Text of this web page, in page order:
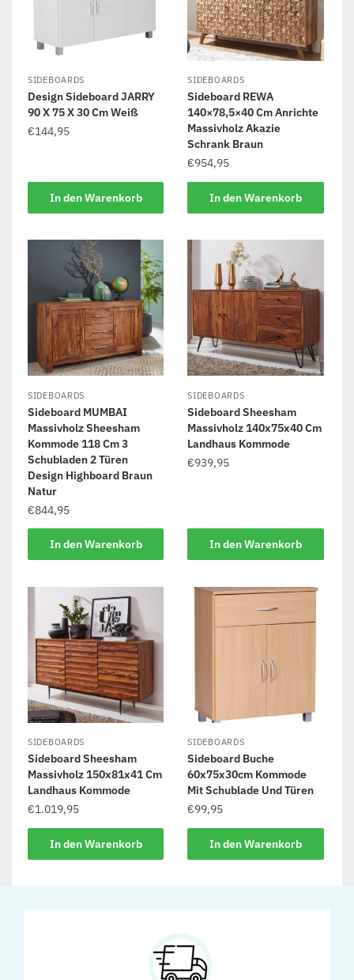
SIDEBOARDS
Design Sideboard JARRY
90 X 75 X 30 Cm Weiß
€144,95
In den Warenkorb
SIDEBOARDS
Sideboard REWA
140×78,5×40 Cm Anrichte
Massivholz Akazie
Schrank Braun
€954,95
In den Warenkorb
SIDEBOARDS
Sideboard MUMBAI
Massivholz Sheesham
Kommode 118 Cm 3
Schubladen 2 Türen
Design Highboard Braun
Natur
€844,95
In den Warenkorb
SIDEBOARDS
Sideboard Sheesham
Massivholz 140x75x40 Cm
Landhaus Kommode
€939,95
In den Warenkorb
SIDEBOARDS
Sideboard Sheesham
Massivholz 150x81x41 Cm
Landhaus Kommode
€1.019,95
In den Warenkorb
SIDEBOARDS
Sideboard Buche
60x75x30cm Kommode
Mit Schublade Und Türen
€99,95
In den Warenkorb